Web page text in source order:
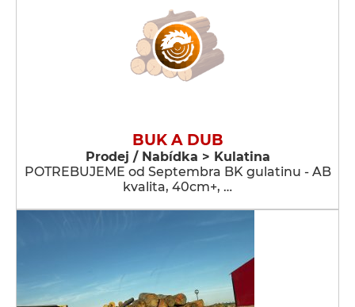
BUK A DUB
Prodej / Nabídka > Kulatina
POTREBUJEME od Septembra BK gulatinu - AB
kvalita, 40cm+, …